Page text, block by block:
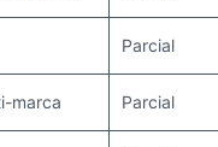
Parcial
marca Parcial